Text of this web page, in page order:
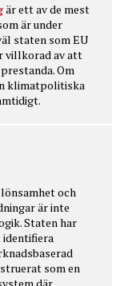
är ett av de mest
är under
staten som EU
villkorad av att
Om
klimatpolitiska
och
är inte
Staten har
som en